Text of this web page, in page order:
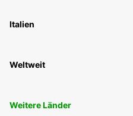
Italien
Weltweit
Weitere Länder